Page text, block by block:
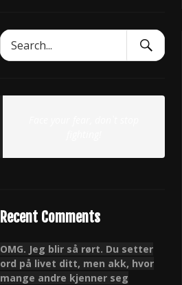
Search
for:
Search
Submit
Recent Comments
OMG. Jeg blir så rørt. Du setter
ord på livet ditt, men akk, hvor
mange andre kjenner seg